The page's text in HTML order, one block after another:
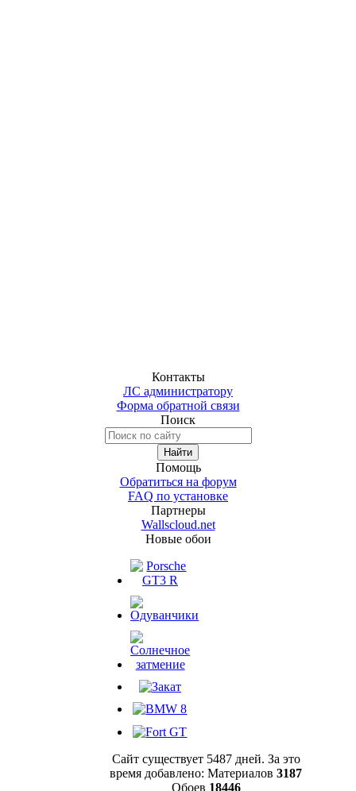
Контакты
ЛС администратору
Форма обратной связи
Поиск
Помощь
Обратиться на форум
FAQ по установке
Партнеры
Wallscloud.net
Новые обои
Сайт существует 5487 дней. За это
время добавлено: Материалов 3187
Обоев 18446